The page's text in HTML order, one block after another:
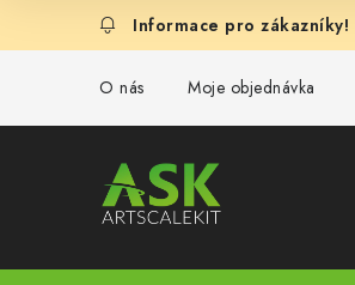
O nás Moje objednávka